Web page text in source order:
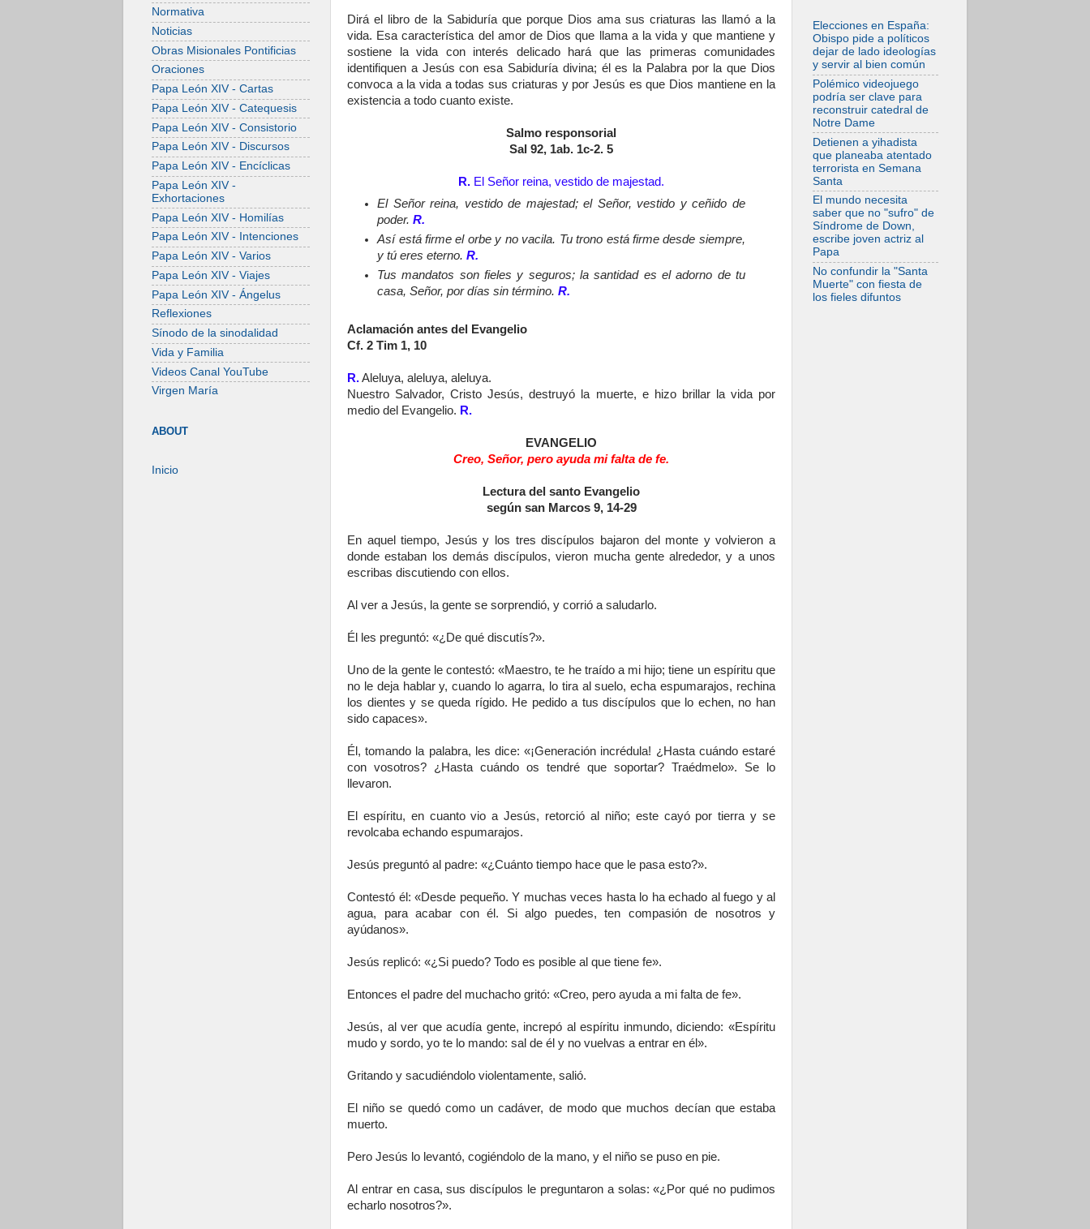
Dirá el libro de la Sabiduría que porque Dios ama sus criaturas las llamó a la
vida. Esa característica del amor de Dios que llama a la vida y que mantiene y
sostiene la vida con interés delicado hará que las primeras comunidades
identifiquen a Jesús con esa Sabiduría divina; él es la Palabra por la que Dios
convoca a la vida a todas sus criaturas y por Jesús es que Dios mantiene en la
existencia a todo cuanto existe.
Salmo responsorial
Sal 92, 1ab. 1c-2. 5
R. El Señor reina, vestido de majestad.
El Señor reina, vestido de majestad; el Señor, vestido y ceñido de
poder.R.
Así está firme el orbe y no vacila. Tu trono está firme desde siempre,
y tú eres eterno.R.
Tus mandatos son fieles y seguros; la santidad es el adorno de tu
casa, Señor, por días sin término.R.
Aclamación antes del Evangelio
Cf. 2 Tim 1, 10
R.Aleluya, aleluya, aleluya.
Nuestro Salvador, Cristo Jesús, destruyó la muerte, e hizo brillar la vida por
medio del Evangelio. R.
EVANGELIO
Creo, Señor, pero ayuda mi falta de fe.
Lectura del santo Evangelio
según san Marcos 9, 14-29
En aquel tiempo, Jesús y los tres discípulos bajaron del monte y volvieron a
donde estaban los demás discípulos, vieron mucha gente alrededor, y a unos
escribas discutiendo con ellos.
Al ver a Jesús, la gente se sorprendió, y corrió a saludarlo.
Él les preguntó: «¿De qué discutís?».
Uno de la gente le contestó: «Maestro, te he traído a mi hijo; tiene un espíritu que
no le deja hablar y, cuando lo agarra, lo tira al suelo, echa espumarajos, rechina
los dientes y se queda rígido. He pedido a tus discípulos que lo echen, no han
sido capaces».
Él, tomando la palabra, les dice: «¡Generación incrédula! ¿Hasta cuándo estaré
con vosotros? ¿Hasta cuándo os tendré que soportar? Traédmelo». Se lo
llevaron.
El espíritu, en cuanto vio a Jesús, retorció al niño; este cayó por tierra y se
revolcaba echando espumarajos.
Jesús preguntó al padre: «¿Cuánto tiempo hace que le pasa esto?».
Contestó él: «Desde pequeño. Y muchas veces hasta lo ha echado al fuego y al
agua, para acabar con él. Si algo puedes, ten compasión de nosotros y
ayúdanos».
Jesús replicó: «¿Si puedo? Todo es posible al que tiene fe».
Entonces el padre del muchacho gritó: «Creo, pero ayuda a mi falta de fe».
Jesús, al ver que acudía gente, increpó al espíritu inmundo, diciendo: «Espíritu
mudo y sordo, yo te lo mando: sal de él y no vuelvas a entrar en él».
Gritando y sacudiéndolo violentamente, salió.
El niño se quedó como un cadáver, de modo que muchos decían que estaba
muerto.
Pero Jesús lo levantó, cogiéndolo de la mano, y el niño se puso en pie.
Al entrar en casa, sus discípulos le preguntaron a solas: «¿Por qué no pudimos
echarlo nosotros?».
Normativa
Noticias
Obras Misionales Pontificias
Oraciones
Papa León XIV - Cartas
Papa León XIV - Catequesis
Papa León XIV - Consistorio
Papa León XIV - Discursos
Papa León XIV - Encíclicas
Papa León XIV -
Exhortaciones
Papa León XIV - Homilías
Papa León XIV - Intenciones
Papa León XIV - Varios
Papa León XIV - Viajes
Papa León XIV - Ángelus
Reflexiones
Sínodo de la sinodalidad
Vida y Familia
Videos Canal YouTube
Virgen María
ABOUT
Inicio
cristiano"
07.08.2026
La matanza de
niños en Gaza no
cesa: 300 muertos
en 300 días
07.08.2026
Tagle: La guerra
desfigura el mundo,
solo la revelación
de Dios lo
transfigura
Elecciones en España:
Obispo pide a políticos
dejar de lado ideologías
y servir al bien común
Polémico videojuego
podría ser clave para
reconstruir catedral de
Notre Dame
Detienen a yihadista
que planeaba atentado
terrorista en Semana
Santa
El mundo necesita
saber que no "sufro" de
Síndrome de Down,
escribe joven actriz al
Papa
No confundir la "Santa
Muerte" con fiesta de
los fieles difuntos